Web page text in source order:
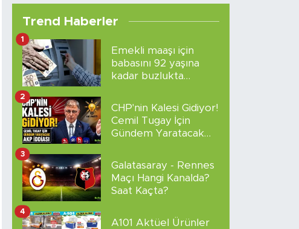
Trend Haberler
Emekli maaşı için
babasını 92 yaşına
kadar buzlukta
1
CHP'nin Kalesi Gidiyor!
Cemil Tugay İçin
Gündem Yaratacak
2
Galatasaray - Rennes
Maçı Hangi Kanalda?
Saat Kaçta?
3
A101 Aktüel Ürünler
4